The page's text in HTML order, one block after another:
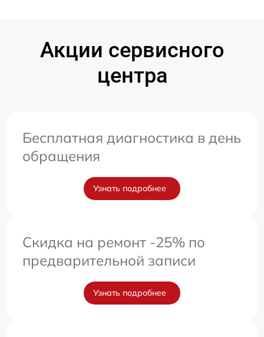
Акции сервисного
центра
Бесплатная диагностика в день
обращения
Узнать подробнее
Скидка на ремонт -25% по
предварительной записи
Узнать подробнее